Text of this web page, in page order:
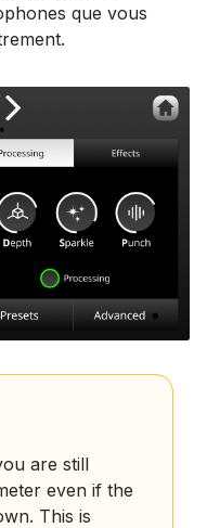
que vous
are still
even if the
This is